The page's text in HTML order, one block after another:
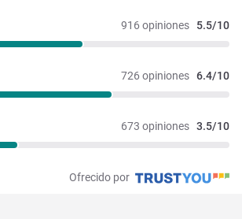
916 opiniones 5.5/10
726 opiniones 6.4/10
673 opiniones 3.5/10
Ofrecido por